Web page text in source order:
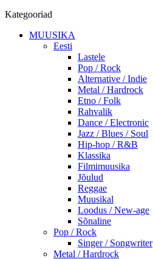
Kategooriad
MUUSIKA
Eesti
Lastele
Pop / Rock
Alternative / Indie
Metal / Hardrock
Etno / Folk
Rahvalik
Dance / Electronic
Jazz / Blues / Soul
Hip-hop / R&B
Klassika
Filmimuusika
Jõulud
Reggae
Muusikal
Loodus / New-age
Sõnaline
Pop / Rock
Singer / Songwriter
Metal / Hardrock